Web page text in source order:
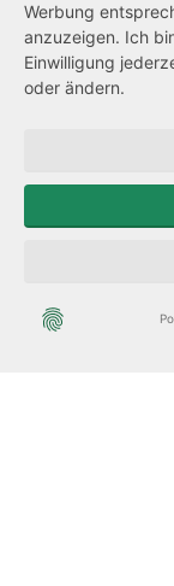
Forum
Der
Sächsische
Werbung
anzuzeigen. Ich
Einwilligung
oder ändern.